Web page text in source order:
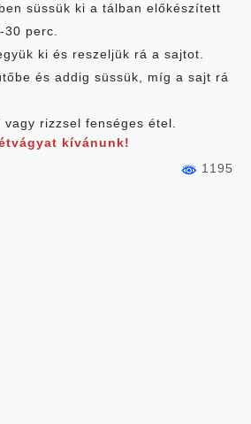
süssük ki a tálban előkészített
perc.
ki és reszeljük rá a sajtot.
és addig süssük, míg a sajt rá
rizzsel fenséges étel.
kívánunk!
1195